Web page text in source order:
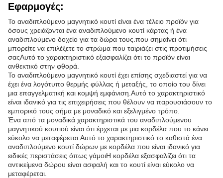
Εφαρμογές:
Το αναδιπλούμενο μαγνητικό κουτί είναι ένα τέλειο προϊόν για
όσους χρειάζονται ένα αναδιπλούμενο κουτί κάρτας ή ένα
αναδιπλούμενο δοχείο για τα δώρα τους.που σημαίνει ότι
μπορείτε να επιλέξετε το στρώμα που ταιριάζει στις προτιμήσεις
σαςΑυτό το χαρακτηριστικό εξασφαλίζει ότι το προϊόν είναι
ανθεκτικό στην φθορά.
Το αναδιπλούμενο μαγνητικό κουτί έχει επίσης σχεδιαστεί για να
έχει ένα λογότυπο θερμής φύλλας ή μεταξής, το οποίο του δίνει
μια επαγγελματική και κομψή εμφάνιση.Αυτό το χαρακτηριστικό
είναι ιδανικό για τις επιχειρήσεις που θέλουν να παρουσιάσουν το
εμπορικό τους σήμα με μοναδικό και εξελιγμένο τρόπο.
Ένα από τα μοναδικά χαρακτηριστικά του αναδιπλούμενου
μαγνητικού κουτιού είναι ότι έρχεται με μια κορδέλα που το κάνει
εύκολο να μεταφέρεται.Αυτό το χαρακτηριστικό το καθιστά ένα
αναδιπλούμενο κουτί δώρων με κορδέλα που είναι ιδανικό για
ειδικές περιστάσεις όπως γάμοιΗ κορδέλα εξασφαλίζει ότι τα
αντικείμενα δώρου είναι ασφαλή και το κουτί είναι εύκολο να
μεταφέρεται.